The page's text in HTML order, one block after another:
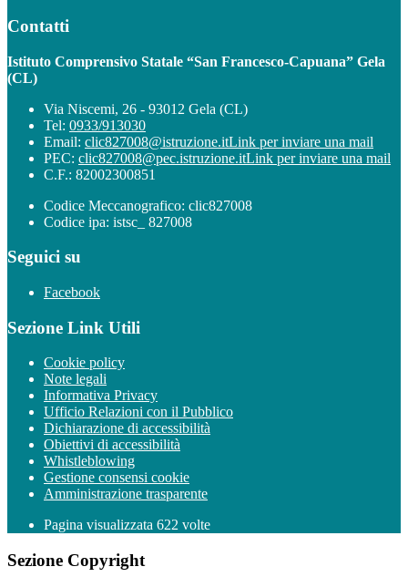
Contatti
Istituto Comprensivo Statale “San Francesco-Capuana” Gela
(CL)
Via Niscemi, 26 - 93012 Gela (CL)
Tel: 0933/913030
Email: clic827008@istruzione.itLink per inviare una mail
PEC: clic827008@pec.istruzione.itLink per inviare una mail
C.F.: 82002300851
Codice Meccanografico: clic827008
Codice ipa: istsc_ 827008
Seguici su
Facebook
Sezione Link Utili
Cookie policy
Note legali
Informativa Privacy
Ufficio Relazioni con il Pubblico
Dichiarazione di accessibilità
Obiettivi di accessibilità
Whistleblowing
Gestione consensi cookie
Amministrazione trasparente
Pagina visualizzata 622 volte
Sezione Copyright